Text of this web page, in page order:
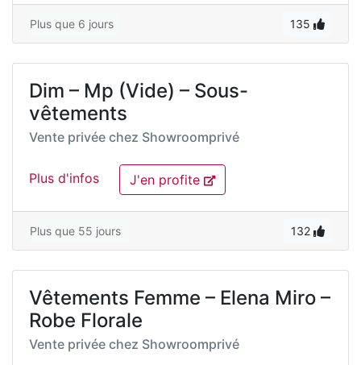
Plus que 6 jours 135
Dim – Mp (Vide) – Sous-
vêtements
Vente privée chez Showroomprivé
Plus d'infos J'en profite
Plus que 55 jours 132
Vêtements Femme – Elena Miro –
Robe Florale
Vente privée chez Showroomprivé